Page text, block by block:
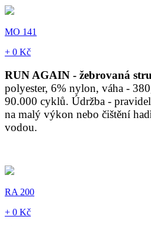
MO 141
+ 0 Kč
RUN AGAIN - žebrovaná
polyester, 6% nylon, váha -
90.000 cyklů. Údržba -
na malý výkon nebo čištění
vodou.
RA 200
+ 0 Kč